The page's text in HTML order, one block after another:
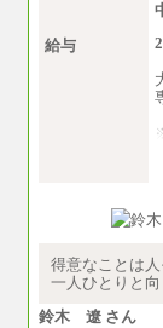
給与
得意なことは
一人ひとりと
鈴木 遼 さん